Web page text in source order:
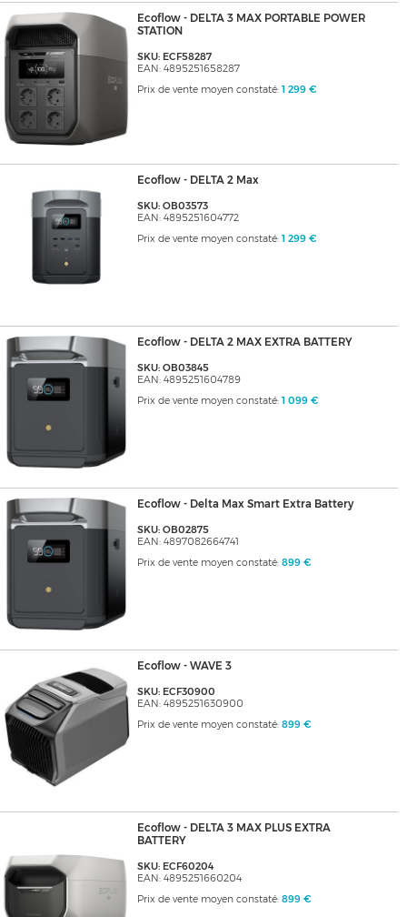
Ecoflow - DELTA 3 MAX PORTABLE POWER
STATION
SKU: ECF58287
EAN: 4895251658287
Prix de vente moyen constaté: 1 299 €
Ecoflow - DELTA 2 Max
SKU: OB03573
EAN: 4895251604772
Prix de vente moyen constaté: 1 299 €
Ecoflow - DELTA 2 MAX EXTRA BATTERY
SKU: OB03845
EAN: 4895251604789
Prix de vente moyen constaté: 1 099 €
Ecoflow - Delta Max Smart Extra Battery
SKU: OB02875
EAN: 4897082664741
Prix de vente moyen constaté: 899 €
Ecoflow - WAVE 3
SKU: ECF30900
EAN: 4895251630900
Prix de vente moyen constaté: 899 €
Ecoflow - DELTA 3 MAX PLUS EXTRA
BATTERY
SKU: ECF60204
EAN: 4895251660204
Prix de vente moyen constaté: 899 €